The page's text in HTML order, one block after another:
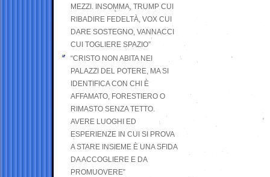
MEZZI. INSOMMA, TRUMP CUI
RIBADIRE FEDELTÀ, VOX CUI
DARE SOSTEGNO, VANNACCI
CUI TOGLIERE SPAZIO”
“CRISTO NON ABITA NEI
PALAZZI DEL POTERE, MA SI
IDENTIFICA CON CHI È
AFFAMATO, FORESTIERO O
RIMASTO SENZA TETTO.
AVERE LUOGHI ED
ESPERIENZE IN CUI SI PROVA
A STARE INSIEME È UNA SFIDA
DA ACCOGLIERE E DA
PROMUOVERE”